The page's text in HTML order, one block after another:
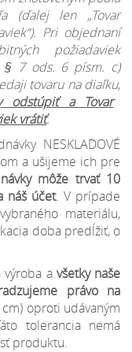
(ďalej len „Tovar
Pri objednaní
požiadaviek
§ 7 ods. 6 písm. c)
tovaru na diaľku,
odstúpiť a Tovar
vrátiť.
NESKLADOVÉ
a ušijeme ich pre
môže trvať 10
náš účet. V prípade
materiálu,
doba predĺžiť, o
výroba a všetky naše
právo na
oproti udávaným
tolerancia nemá
produktu.